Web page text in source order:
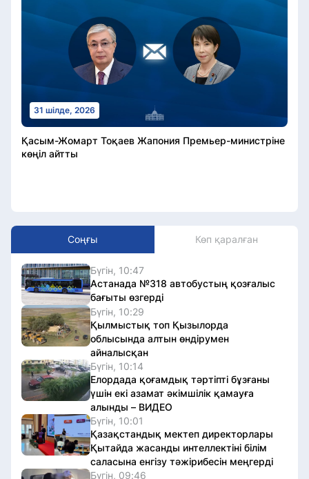
31 шілде, 2026
Қасым-Жомарт Тоқаев Жапония Премьер-министріне
көңіл айтты
Соңғы Көп қаралған
Бүгін, 10:47
Астанада №318 автобустың қозғалыс
бағыты өзгерді
Бүгін, 10:29
Қылмыстық топ Қызылорда
облысында алтын өндірумен
айналысқан
Бүгін, 10:14
Елордада қоғамдық тәртіпті бұзғаны
үшін екі азамат әкімшілік қамауға
алынды – ВИДЕО
Бүгін, 10:01
Қазақстандық мектеп директорлары
Қытайда жасанды интеллектіні білім
саласына енгізу тәжірибесін меңгерді
Бүгін, 09:46